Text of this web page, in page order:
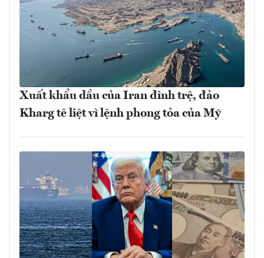
Xuất khẩu dầu của Iran đình trệ, đảo
Kharg tê liệt vì lệnh phong tỏa của Mỹ